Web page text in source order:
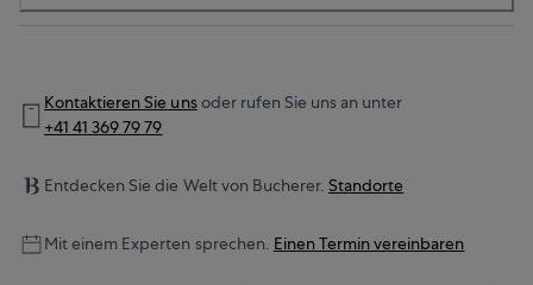
Kontaktieren Sie unsoder rufen Sie uns an unter
+41 41 369 79 79
Entdecken Sie die Welt von Bucherer. Standorte
Mit einem Experten sprechen. Einen Termin vereinbaren